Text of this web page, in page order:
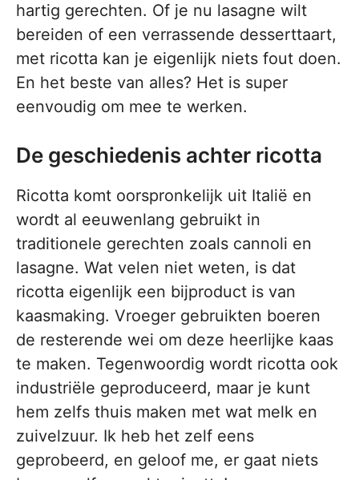
hartig gerechten. Of je nu lasagne wilt
bereiden of een verrassende desserttaart,
met ricotta kan je eigenlijk niets fout doen.
En het beste van alles? Het is super
eenvoudig om mee te werken.
De geschiedenis achter ricotta
Ricotta komt oorspronkelijk uit Italië en
wordt al eeuwenlang gebruikt in
traditionele gerechten zoals cannoli en
lasagne. Wat velen niet weten, is dat
ricotta eigenlijk een bijproduct is van
kaasmaking. Vroeger gebruikten boeren
de resterende wei om deze heerlijke kaas
te maken. Tegenwoordig wordt ricotta ook
industriële geproduceerd, maar je kunt
hem zelfs thuis maken met wat melk en
zuivelzuur. Ik heb het zelf eens
geprobeerd, en geloof me, er gaat niets